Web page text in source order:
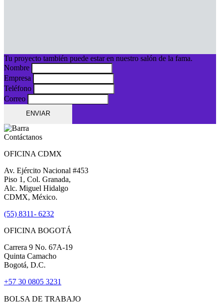
Tu proyecto también puede estar en nuestro salón de la fama.
Nombre
Empresa
Teléfono
Correo
ENVIAR
Contáctanos
OFICINA CDMX
Av. Ejército Nacional #453
Piso 1, Col. Granada,
Alc. Miguel Hidalgo
CDMX, México.
(55) 8311- 6232
OFICINA BOGOTÁ
Carrera 9 No. 67A-19
Quinta Camacho
Bogotá, D.C.
+57 30 0805 3231
BOLSA DE TRABAJO